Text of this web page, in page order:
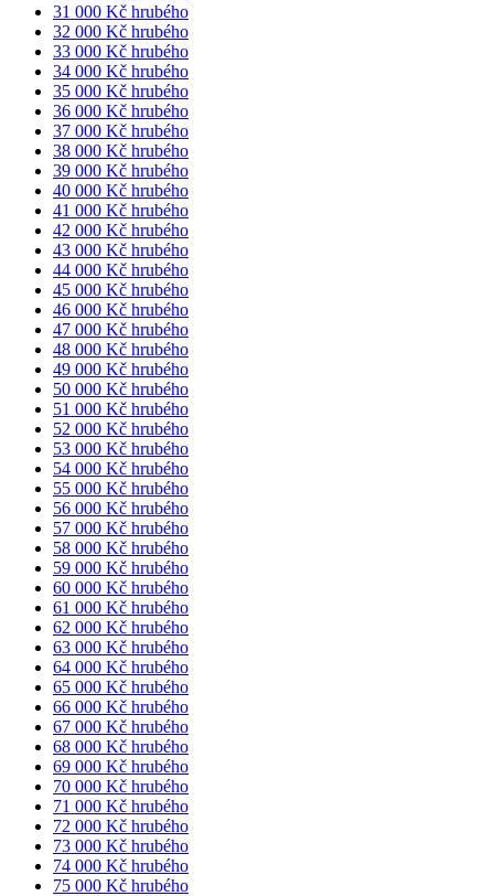
31 000 Kč hrubého
32 000 Kč hrubého
33 000 Kč hrubého
34 000 Kč hrubého
35 000 Kč hrubého
36 000 Kč hrubého
37 000 Kč hrubého
38 000 Kč hrubého
39 000 Kč hrubého
40 000 Kč hrubého
41 000 Kč hrubého
42 000 Kč hrubého
43 000 Kč hrubého
44 000 Kč hrubého
45 000 Kč hrubého
46 000 Kč hrubého
47 000 Kč hrubého
48 000 Kč hrubého
49 000 Kč hrubého
50 000 Kč hrubého
51 000 Kč hrubého
52 000 Kč hrubého
53 000 Kč hrubého
54 000 Kč hrubého
55 000 Kč hrubého
56 000 Kč hrubého
57 000 Kč hrubého
58 000 Kč hrubého
59 000 Kč hrubého
60 000 Kč hrubého
61 000 Kč hrubého
62 000 Kč hrubého
63 000 Kč hrubého
64 000 Kč hrubého
65 000 Kč hrubého
66 000 Kč hrubého
67 000 Kč hrubého
68 000 Kč hrubého
69 000 Kč hrubého
70 000 Kč hrubého
71 000 Kč hrubého
72 000 Kč hrubého
73 000 Kč hrubého
74 000 Kč hrubého
75 000 Kč hrubého